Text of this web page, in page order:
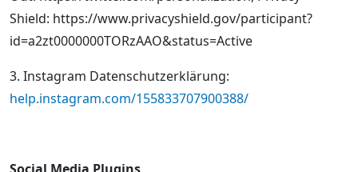
Shield: https://www.privacyshield.gov/participant?
id=a2zt0000000TORzAAO&status=Active
3. Instagram Datenschutzerklärung:
help.instagram.com/155833707900388/
Social Media Plugins